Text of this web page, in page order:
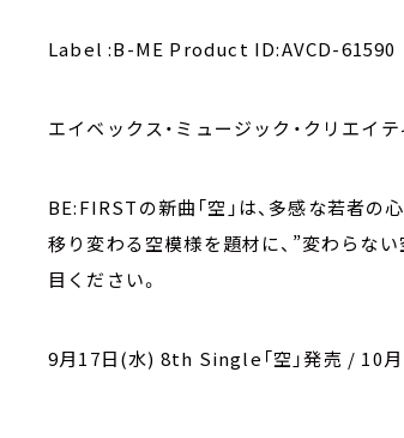
Label :B-ME Product ID:AVCD-61590
エイベックス・ミュージック・クリエイ
BE:FIRSTの新曲「空」は、多感な若者
移り変わる空模様を題材に、”変わらな
目ください。
9月17日(水) 8th Single「空」発売 / 10